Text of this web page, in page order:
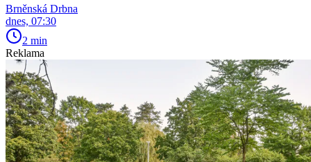
Brněnská Drbna
dnes, 07:30
2 min
Reklama